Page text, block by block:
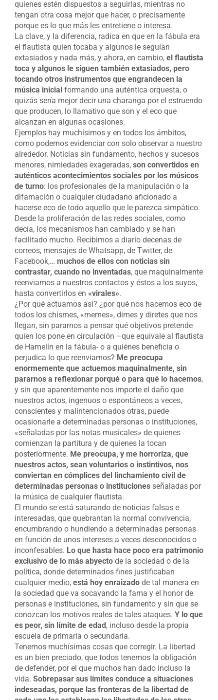
quienes estén dispuestos a seguirlas, mientras no
tengan otra cosa mejor que hacer, o precisamente
porque es lo que más les entretiene o interesa.
La clave, y la diferencia, radica en que en la fábula era
el flautista quien tocaba y algunos le seguían
extasiados y nada más, y ahora, en cambio, el flautista
toca y algunos le siguen también extasiados, pero
tocando otros instrumentos que engrandecen la
música inicial formando una auténtica orquesta, o
quizás sería mejor decir una charanga por el estruendo
que producen, lo llamativo que son y el eco que
alcanzan en algunas ocasiones.
Ejemplos hay muchísimos y en todos los ámbitos,
como podemos evidenciar con solo observar a nuestro
alrededor. Noticias sin fundamento, hechos y sucesos
menores, nimiedades exageradas, son convertidos en
auténticos acontecimientos sociales por los músicos
de turno: los profesionales de la manipulación o la
difamación o cualquier ciudadano aficionado a
hacerse eco de todo aquello que le parezca simpático.
Desde la proliferación de las redes sociales, como
decía, los mecanismos han cambiado y se han
facilitado mucho. Recibimos a diario decenas de
correos, mensajes de Whatsapp, de Twitter, de
Facebook,… muchos de ellos con noticias sin
contrastar, cuando no inventadas, que maquinalmente
reenviamos a nuestros contactos y éstos a los suyos,
hasta convertirlos en «virales».
¿Por qué actuamos así? ¿por qué nos hacemos eco de
todos los chismes, «memes», dimes y diretes que nos
llegan, sin pararnos a pensar qué objetivos pretende
quien los pone en circulación –que equivale al flautista
de Hamelín en la fábula- o a quiénes beneficia o
perjudica lo que reenviamos? Me preocupa
enormemente que actuemos maquinalmente, sin
pararnos a reflexionar porqué o para qué lo hacemos,
y sin que aparentemente nos importe el daño que
nuestros actos, ingenuos o espontáneos a veces,
conscientes y malintencionados otras, puede
ocasionarle a determinadas personas o instituciones,
«señaladas por las notas musicales» de quienes
comienzan la partitura y de quienes la tocan
posteriormente. Me preocupa, y me horroriza, que
nuestros actos, sean voluntarios o instintivos, nos
conviertan en cómplices del linchamiento civil de
determinadas personas o instituciones señaladas por
la música de cualquier flautista.
El mundo se está saturando de noticias falsas e
interesadas, que quebrantan la normal convivencia,
encumbrando o hundiendo a determinadas personas
en función de unos intereses a veces desconocidos o
inconfesables. Lo que hasta hace poco era patrimonio
exclusivo de lo más abyecto de la sociedad o de la
política, donde determinados fines justificaban
cualquier medio, está hoy enraizado de tal manera en
la sociedad que va socavando la fama y el honor de
personas e instituciones, sin fundamento y sin que se
conozcan los motivos reales de tales ataques. Y lo que
es peor, sin límite de edad, incluso desde la propia
escuela de primaria o secundaria.
Tenemos muchísimas cosas que corregir. La libertad
es un bien preciado, que todos tenemos la obligación
de defender, por el que muchos han dado incluso la
vida. Sobrepasar sus límites conduce a situaciones
indeseadas, porque las fronteras de la libertad de